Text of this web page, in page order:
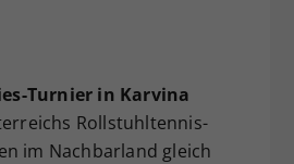
Turnier in Karvina
Rollstuhltennis-
im Nachbarland gleich